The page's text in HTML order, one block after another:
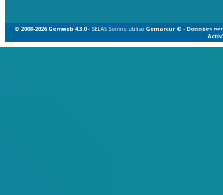
© 2008-2026 Gemweb 4.3.0- SELAS Soinne utilise Gemarcur © - Données